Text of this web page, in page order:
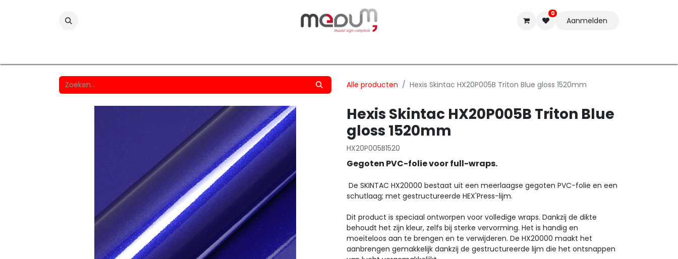
0
Aanmelden
Alle producten Hexis Skintac HX20P005B Triton Blue gloss 1520mm
Hexis Skintac HX20P005B Triton Blue
gloss 1520mm
HX20P005B1520
Gegoten PVC-folie voor full-wraps.
De SKINTAC HX20000 bestaat uit een meerlaagse gegoten PVC-folie en een
schutlaag; met gestructureerde HEX'Press-lijm.
Dit product is speciaal ontworpen voor volledige wraps. Dankzij de dikte
behoudt het zijn kleur, zelfs bij sterke vervorming. Het is handig en
moeiteloos aan te brengen en te verwijderen. De HX20000 maakt het
aanbrengen gemakkelijk dankzij de gestructureerde lijm die het ontsnappen